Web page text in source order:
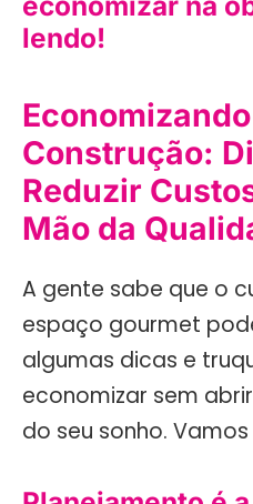
lendo!
Construção:
Reduzir
Mão da
A gente sabe que o
espaço gourmet
algumas dicas e
economizar sem
do seu sonho.